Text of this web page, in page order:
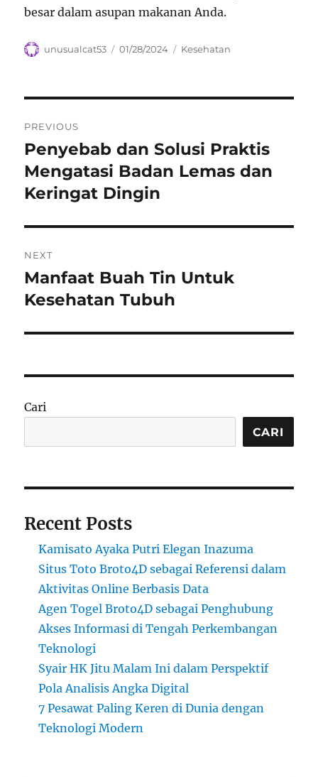
besar dalam asupan makanan Anda.
Author
unusualcat53
Posted
01/28/2024 Categories
Kesehatan
pos
PREVIOUS
Previous
post:
Penyebab dan Solusi Praktis
Mengatasi Badan Lemas dan
Keringat Dingin
NEXT
Next
post:
Manfaat Buah Tin Untuk
Kesehatan Tubuh
Cari
CARI
Recent Posts
Kamisato Ayaka Putri Elegan Inazuma
Situs Toto Broto4D sebagai Referensi dalam
Aktivitas Online Berbasis Data
Agen Togel Broto4D sebagai Penghubung
Akses Informasi di Tengah Perkembangan
Teknologi
Syair HK Jitu Malam Ini dalam Perspektif
Pola Analisis Angka Digital
7 Pesawat Paling Keren di Dunia dengan
Teknologi Modern